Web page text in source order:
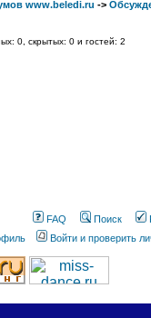
www.beledi.ru ->
0, скрытых: 0 и гостей: 2
FAQ Поиск
Войти и проверить